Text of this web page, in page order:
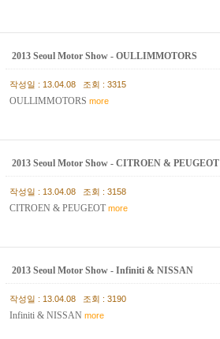
2013 Seoul Motor Show - OULLIMMOTORS
작성일 : 13.04.08 조회 : 3315
OULLIMMOTORS more
2013 Seoul Motor Show - CITROEN & PEUGEOT
작성일 : 13.04.08 조회 : 3158
CITROEN & PEUGEOT more
2013 Seoul Motor Show - Infiniti & NISSAN
작성일 : 13.04.08 조회 : 3190
Infiniti & NISSAN more